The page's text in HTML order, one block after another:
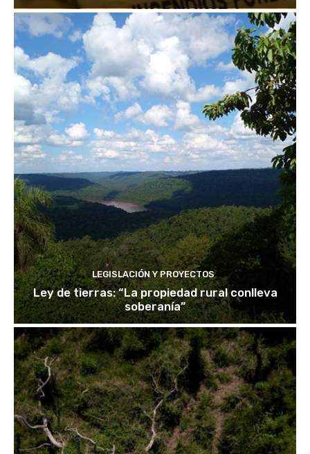
LEGISLACIÓN Y PROYECTOS
Ley de tierras: “La propiedad rural conlleva
soberanía”